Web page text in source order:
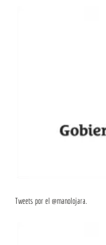
Tweets por el @manolojara.